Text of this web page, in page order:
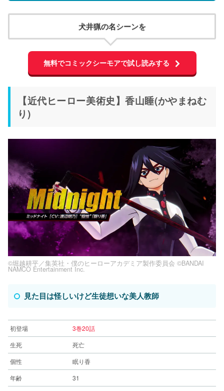
犬井猟の名シーンを
無料でコミックシーモアで試し読みする
【近代ヒーロー美術史】香山睡(かやまねむ
り)
©堀越耕平／集英社・僕のヒーローアカデミア製作委員会 ©BANDAI
NAMCO Entertainment Inc.
見た目は怪しいけど生徒想いな美人教師
初登場
3巻20話
生死
死亡
個性
眠り香
年齢
31